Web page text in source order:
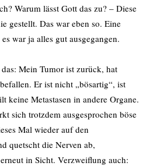
Warum lässt Gott das zu? – Diese
gestellt. Das war eben so. Eine
war ja alles gut ausgegangen.
Mein Tumor ist zurück, hat
Er ist nicht „bösartig“, ist
keine Metastasen in andere Organe.
sich trotzdem ausgesprochen böse
Mal wieder auf den
quetscht die Nerven ab,
in Sicht. Verzweiflung auch: